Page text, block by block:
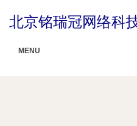
北京铭瑞冠网络科
MENU